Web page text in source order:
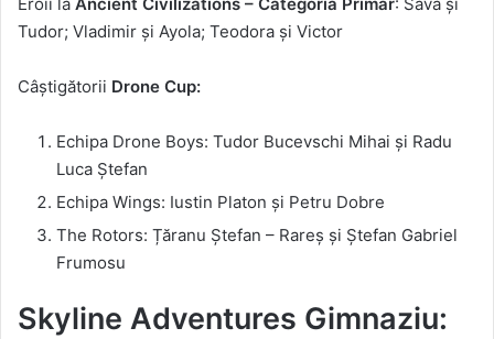
Tudor; Vladimir și Ayola; Teodora și Victor
Câștigătorii Drone Cup:
Echipa Drone Boys: Tudor Bucevschi Mihai și Radu
Luca Ștefan
Echipa Wings: Iustin Platon și Petru Dobre
The Rotors: Țăranu Ștefan – Rareș și Ștefan Gabriel
Frumosu
Skyline Adventures Gimnaziu: